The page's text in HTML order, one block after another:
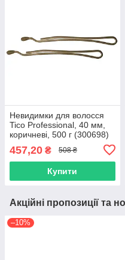
Невидимки для волосся
Tico Professional, 40 мм,
коричневі, 500 г (300698)
457,20 ₴ 508 ₴
Купити
Акційні пропозиції та
–10%